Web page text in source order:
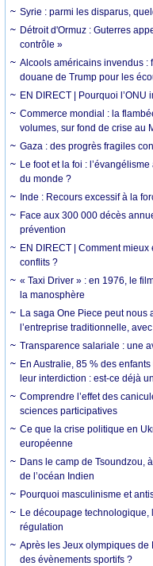
Syrie : parmi les disparus,
Détroit d'Ormuz : Guterres
contrôle »
Alcools américains invendus :
douane de Trump pour les
EN DIRECT | Pourquoi
Commerce mondial : la
volumes, sur fond de crise au
Gaza : des progrès fragiles
Le foot et la foi :
du monde ?
Inde : Recours excessif à la
Face aux 300 000 décès
prévention
EN DIRECT | Comment
conflits ?
« Taxi Driver » : en 1976, le
la manosphère
La saga One Piece peut nous
l’entreprise traditionnelle,
Transparence salariale : une
En Australie, 85 % des
leur interdiction : est-ce déjà
Comprendre l’effet des
sciences participatives
Ce que la crise politique en
européenne
Dans le camp de Tsoundzou,
de l’océan Indien
Pourquoi masculinisme et
Le découpage technologique,
régulation
Après les Jeux olympiques
des évènements sportifs ?